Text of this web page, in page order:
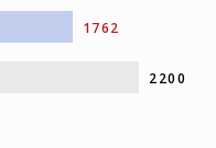
1762
2200